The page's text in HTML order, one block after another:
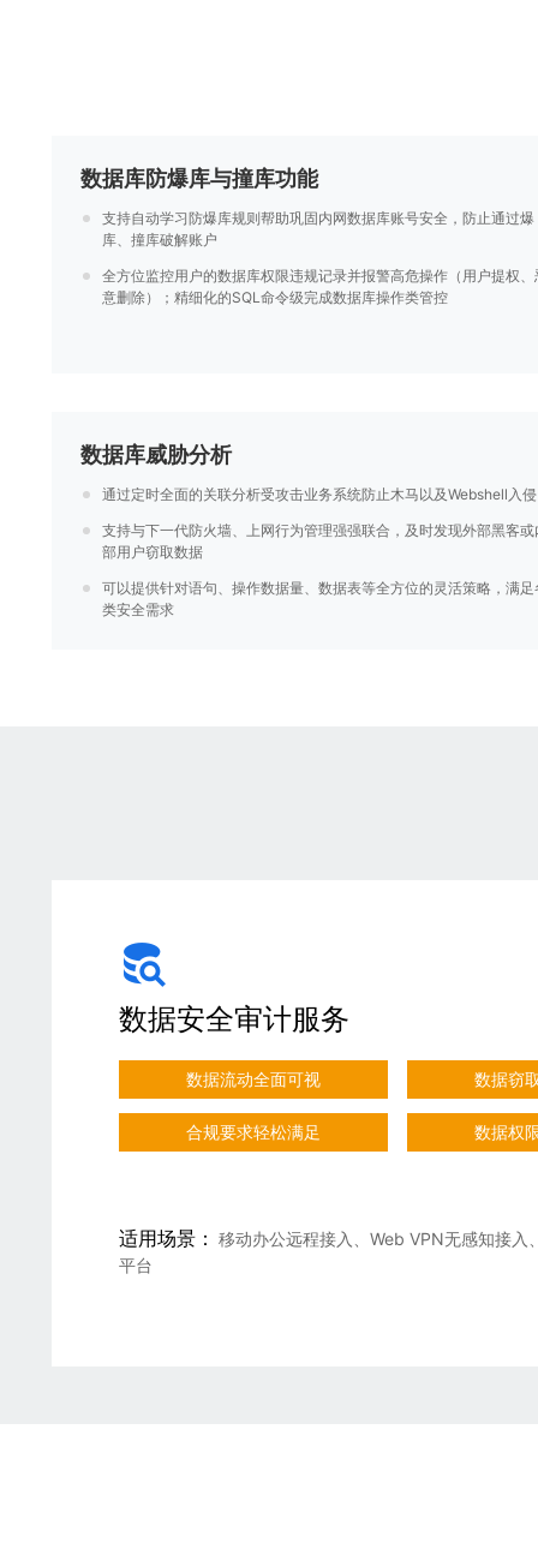
数据库防爆库与撞库功能
支持自动学习防爆库规则帮助巩固内网数据库账号安全，防止通过爆
库、撞库破解账户
全方位监控用户的数据库权限违规记录并报警高危操作（用户提权、
意删除）；精细化的SQL命令级完成数据库操作类管控
数据库威胁分析
通过定时全面的关联分析受攻击业务系统防止木马以及Webshell入侵
支持与下一代防火墙、上网行为管理强强联合，及时发现外部黑客或
部用户窃取数据
可以提供针对语句、操作数据量、数据表等全方位的灵活策略，满足
类安全需求
数据安全审计服务
数据流动全面可视 数据窃
合规要求轻松满足 数据权
适用场景： 移动办公远程接入、Web VPN无感知接入
平台